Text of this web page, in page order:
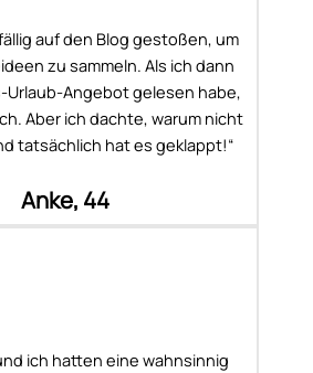
auf den Blog gestoßen, um
zu sammeln. Als ich dann
Urlaub-Angebot gelesen habe,
Aber ich dachte, warum nicht
tatsächlich hat es geklappt!“
Anke, 44
ich hatten eine wahnsinnig